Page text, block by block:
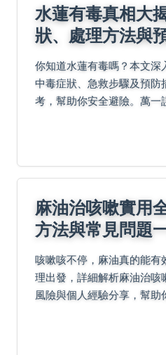
水蓮有毒真相大
狀、處理方法與
你知道水蓮有毒嗎？本文深
中毒症狀、急救步驟及預防
考，幫助你安全避險。萬一
麻油治咳嗽實用
方法與常見問題
咳嗽咳不停，麻油真的能有
理出發，詳細解析麻油治咳
風險與個人經驗分享，幫助